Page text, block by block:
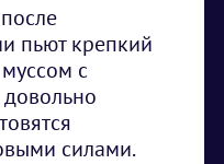
пьют крепкий
с
силами.